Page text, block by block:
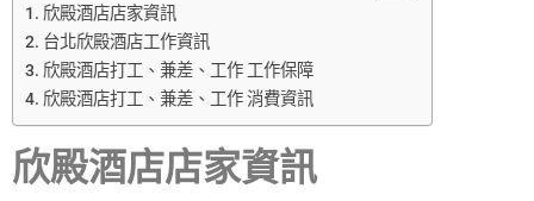
欣殿酒店店家資訊
台北欣殿酒店工作資訊
欣殿酒店打工、兼差、工作 工作保障
欣殿酒店打工、兼差、工作 消費資訊
欣殿酒店店家資訊